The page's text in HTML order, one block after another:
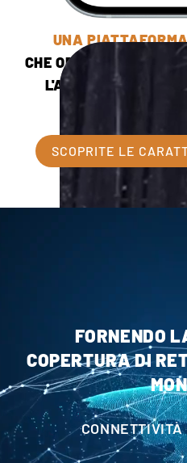
UNA
CHE OFFRE L'ANALISI
L'ACCESSO
ICU
SCOPRITE LE
FORNENDO
COPERTURA DI